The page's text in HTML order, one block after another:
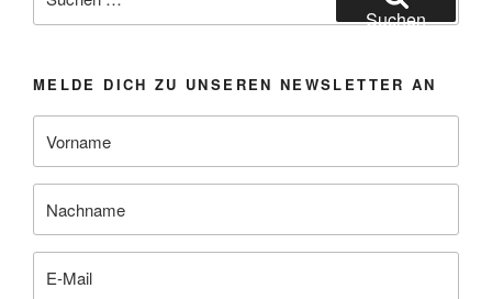
nach:
Suchen
MELDE DICH ZU UNSEREN NEWSLETTER AN